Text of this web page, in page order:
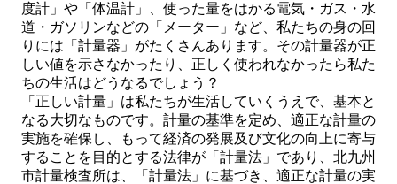
度計」や「体温計」、使った量をはかる電気・ガス・水
道・ガソリンなどの「メーター」など、私たちの身の回
りには「計量器」がたくさんあります。その計量器が正
しい値を示さなかったり、正しく使われなかったら私た
ちの生活はどうなるでしょう？
「正しい計量」は私たちが生活していくうえで、基本と
なる大切なものです。計量の基準を定め、適正な計量の
実施を確保し、もって経済の発展及び文化の向上に寄与
することを目的とする法律が「計量法」であり、北九州
市計量検査所は、「計量法」に基づき、適正な計量の実